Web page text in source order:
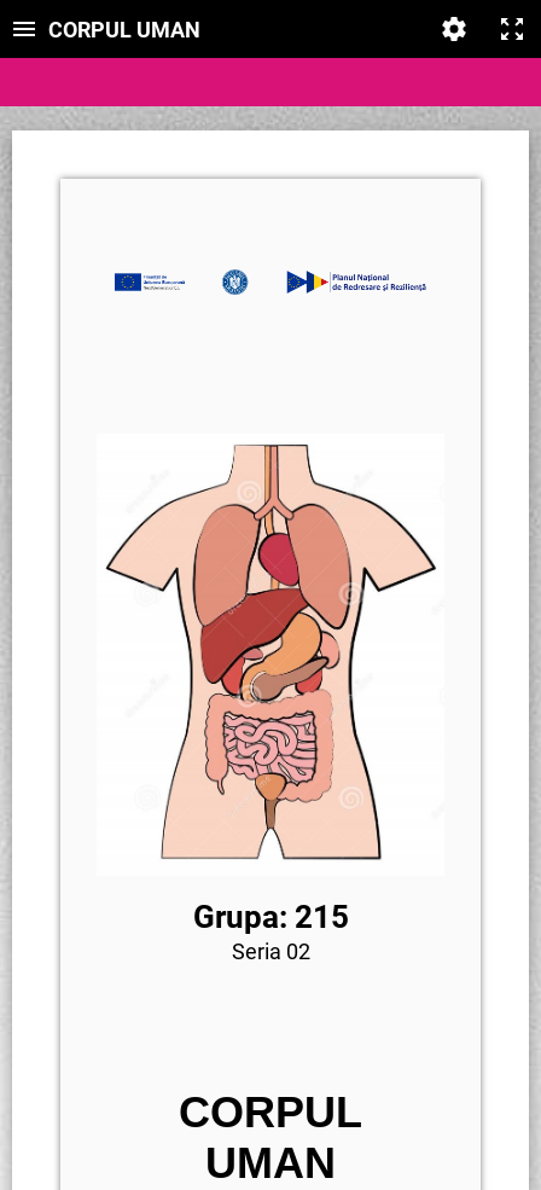
CORPUL UMAN
Grupa: 215
Seria 02
CORPUL
UMAN